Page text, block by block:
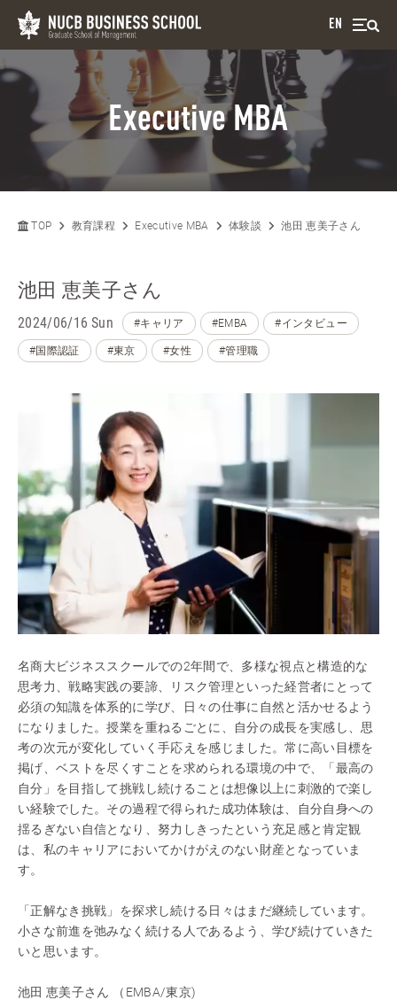
EN
Executive MBA
TOP 教育課程 Executive MBA 体験談 池田 恵美子さん
池田 恵美子さん
2024/06/16 Sun #キャリア #EMBA #インタビュー
#国際認証 #東京 #女性 #管理職
名商大ビジネススクールでの2年間で、多様な視点と構造的な
思考力、戦略実践の要諦、リスク管理といった経営者にとって
必須の知識を体系的に学び、日々の仕事に自然と活かせるよう
になりました。授業を重ねるごとに、自分の成長を実感し、思
考の次元が変化していく手応えを感じました。常に高い目標を
掲げ、ベストを尽くすことを求められる環境の中で、「最高の
自分」を目指して挑戦し続けることは想像以上に刺激的で楽し
い経験でした。その過程で得られた成功体験は、自分自身への
揺るぎない自信となり、努力しきったという充足感と肯定観
は、私のキャリアにおいてかけがえのない財産となっていま
す。
「正解なき挑戦」を探求し続ける日々はまだ継続しています。
小さな前進を弛みなく続ける人であるよう、学び続けていきた
いと思います。
池田 恵美子さん （EMBA/東京)